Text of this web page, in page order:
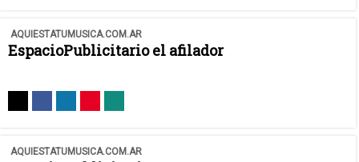
AQUIESTATUMUSICA.COM.AR
EspacioPublicitario el afilador
AQUIESTATUMUSICA.COM.AR